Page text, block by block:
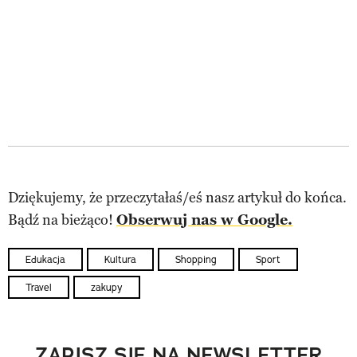
Dziękujemy, że przeczytałaś/eś nasz artykuł do końca.
Bądź na bieżąco! Obserwuj nas w Google.
Edukacja Kultura Shopping Sport
Travel zakupy